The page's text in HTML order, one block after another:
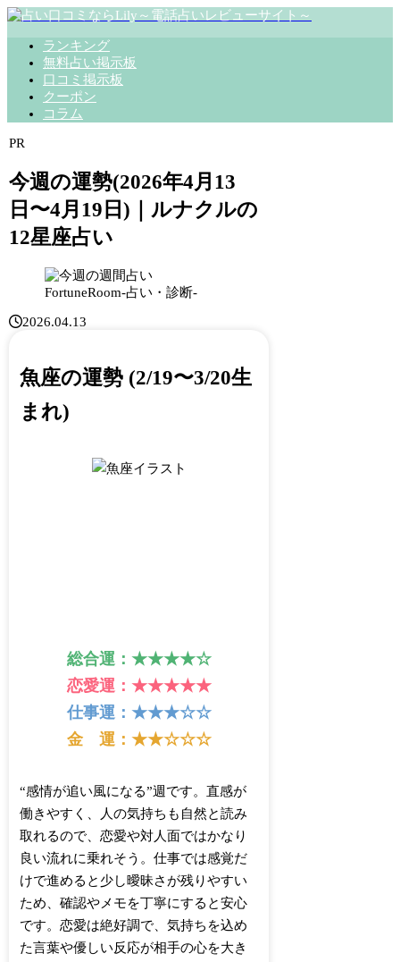
ランキング
無料占い掲示板
口コミ掲示板
クーポン
コラム
PR
今週の運勢(2026年4月13
日〜4月19日)｜ルナクルの
12星座占い
FortuneRoom-占い・診断-
2026.04.13
魚座の運勢 (2/19〜3/20生
まれ)
総合運：★★★★☆
恋愛運：★★★★★
仕事運：★★★☆☆
金 運：★★☆☆☆
“感情が追い風になる”週です。直感が
働きやすく、人の気持ちも自然と読み
取れるので、恋愛や対人面ではかなり
良い流れに乗れそう。仕事では感覚だ
けで進めると少し曖昧さが残りやすい
ため、確認やメモを丁寧にすると安心
です。恋愛は絶好調で、気持ちを込め
た言葉や優しい反応が相手の心を大き